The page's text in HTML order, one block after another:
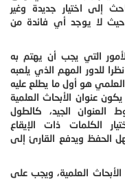
إلى اختيار جديدة وغير
لا يوجد أي فائدة من
التي يجب أن يهتم به
للدور المهم الذي يلعبه
العلمي هو أول ما يطلع عليه
عنوان الأبحاث العلمية
العنوان الجيد، كالطول
الكلمات ذات الإيقاع
الحفظ ويدفع القارئ إلى
العلمية، ويجب على